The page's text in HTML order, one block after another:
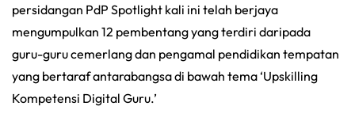
persidangan PdP Spotlight kali ini telah berjaya
mengumpulkan 12 pembentang yang terdiri daripada
guru-guru cemerlang dan pengamal pendidikan tempatan
yang bertaraf antarabangsa di bawah tema ‘Upskilling
Kompetensi Digital Guru.’